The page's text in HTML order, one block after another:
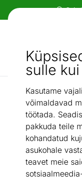
sulle
Kasutame
võimaldavad
töötada.
pakkuda teile
kohandatud
asukohale
teavet meie
Mööbel ja
Otsi...
/